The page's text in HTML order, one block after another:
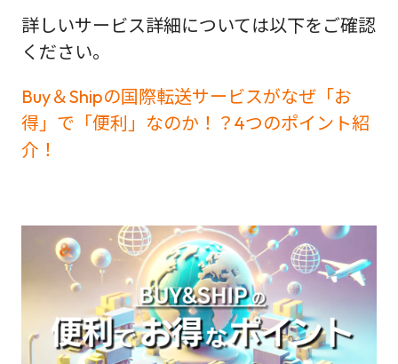
詳しいサービス詳細については以下をご確認
ください。
Buy＆Shipの国際転送サービスがなぜ「お
得」で「便利」なのか！？4つのポイント紹
介！